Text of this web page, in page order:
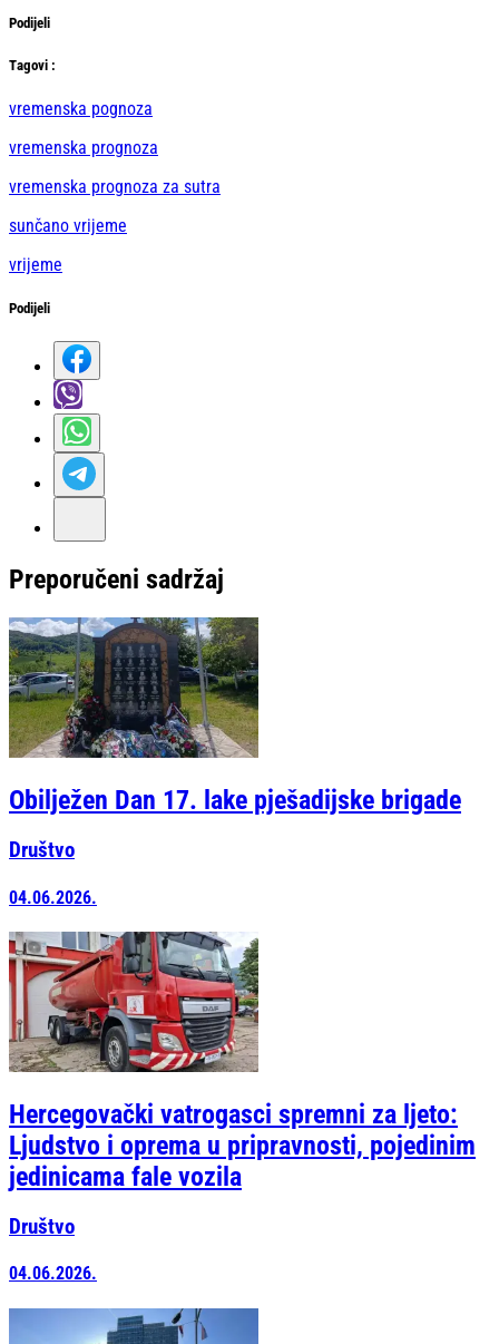
Podijeli
Тagovi :
vremenska pognoza
vremenska prognoza
vremenska prognoza za sutra
sunčano vrijeme
vrijeme
Podijeli
Preporučeni sadržaj
Obilježen Dan 17. lake pješadijske brigade
Društvo
04.06.2026.
Hercegovački vatrogasci spremni za ljeto:
Ljudstvo i oprema u pripravnosti, pojedinim
jedinicama fale vozila
Društvo
04.06.2026.